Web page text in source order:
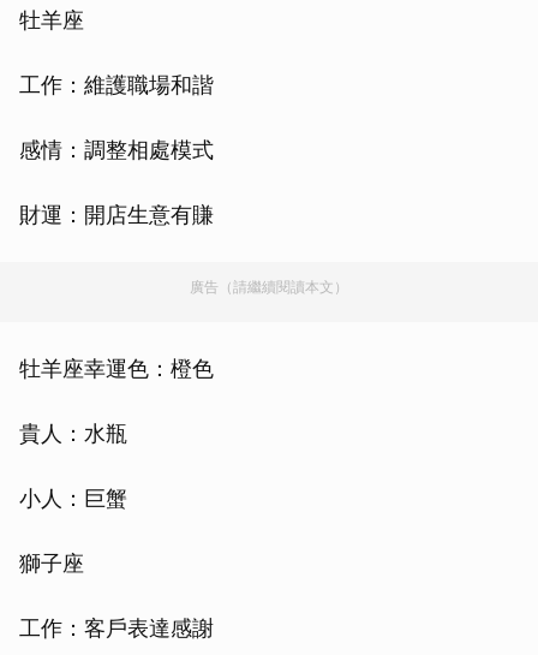
牡羊座
工作：維護職場和諧
感情：調整相處模式
財運：開店生意有賺
廣告（請繼續閱讀本文）
牡羊座幸運色：橙色
貴人：水瓶
小人：巨蟹
獅子座
工作：客戶表達感謝